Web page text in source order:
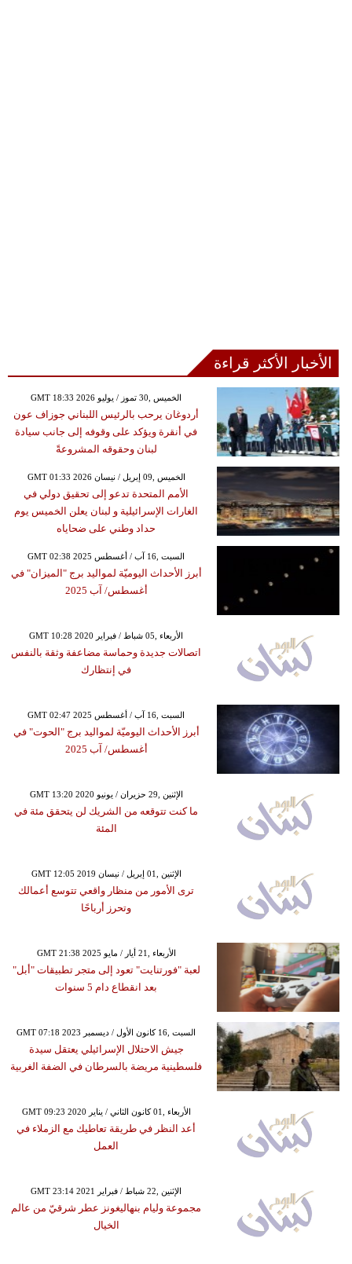
الأخبار الأكثر قراءة
GMT 18:33 2026 الخميس ,30 تموز / يوليو
أردوغان يرحب بالرئيس اللبناني جوزاف عون
في أنقرة ويؤكد على وقوفه إلى جانب سيادة
لبنان وحقوقه المشروعةً
GMT 01:33 2026 الخميس ,09 إبريل / نيسان
الأمم المتحدة تدعو إلى تحقيق دولي في
الغارات الإسرائيلية و لبنان يعلن الخميس يوم
حداد وطني على ضحاياه
GMT 02:38 2025 السبت ,16 آب / أغسطس
أبرز الأحداث اليوميّة لمواليد برج "الميزان" في
أغسطس/ آب 2025
GMT 10:28 2020 الأربعاء ,05 شباط / فبراير
اتصالات جديدة وحماسة مضاعفة وثقة بالنفس
في إنتظارك
GMT 02:47 2025 السبت ,16 آب / أغسطس
أبرز الأحداث اليوميّة لمواليد برج "الحوت" في
أغسطس/ آب 2025
GMT 13:20 2020 الإثنين ,29 حزيران / يونيو
ما كنت تتوقعه من الشريك لن يتحقق مئة في
المئة
GMT 12:05 2019 الإثنين ,01 إبريل / نيسان
ترى الأمور من منظار واقعي تتوسع أعمالك
وتحرز أرباحًا
GMT 21:38 2025 الأربعاء ,21 أيار / مايو
لعبة "فورتنايت" تعود إلى متجر تطبيقات "أبل"
بعد انقطاع دام 5 سنوات
GMT 07:18 2023 السبت ,16 كانون الأول / ديسمبر
جيش الاحتلال الإسرائيلي يعتقل سيدة
فلسطينية مريضة بالسرطان في الضفة الغربية
GMT 09:23 2020 الأربعاء ,01 كانون الثاني / يناير
أعد النظر في طريقة تعاطيك مع الزملاء في
العمل
GMT 23:14 2021 الإثنين ,22 شباط / فبراير
مجموعة وليام بنهاليغونز عطر شرقيّ من عالم
الخيال